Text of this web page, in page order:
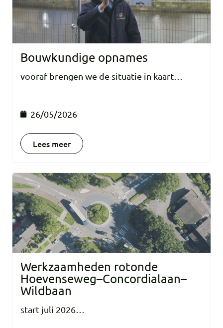
Bouwkundige opnames
vooraf brengen we de situatie in kaart…
26/05/2026
Lees meer
Werkzaamheden rotonde
Hoevenseweg–Concordialaan–
Wildbaan
start juli 2026…